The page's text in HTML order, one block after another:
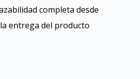
completa desde
entrega del producto